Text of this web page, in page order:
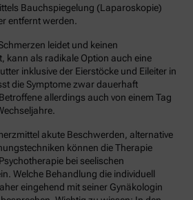
Bauchspiegelung (Laparoskopie)
entfernt werden.
leidet und keinen
kann als radikale Option auch eine
inklusive der Eierstöcke und Eileiter in
die Symptome zwar dauerhaft
allerdings auch von einem Tag
akute Beschwerden, alternative
können die Therapie
bei seelischen
Welche Behandlung die individuell
eingehend mit seiner Gynäkologin